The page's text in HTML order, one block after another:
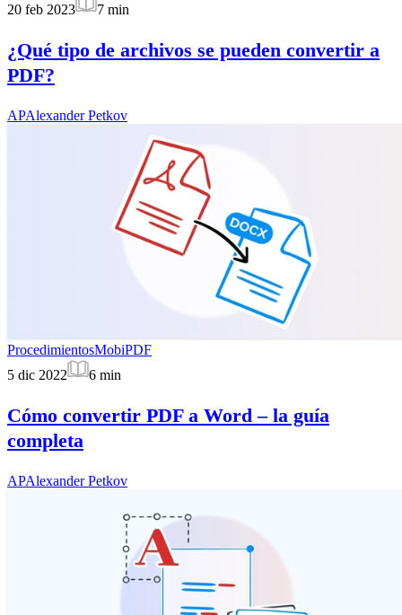
20 feb 2023
7 min
¿Qué tipo de archivos se pueden convertir a
PDF?
APAlexander Petkov
ProcedimientosMobiPDF
5 dic 2022
6 min
Cómo convertir PDF a Word – la guía
completa
APAlexander Petkov